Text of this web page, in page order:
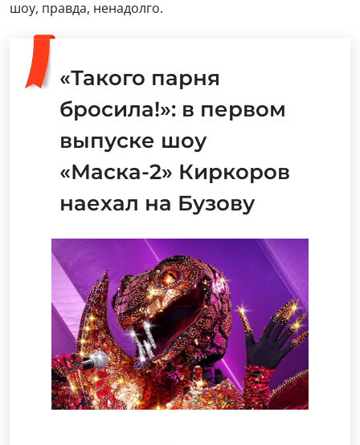
шоу, правда, ненадолго.
«Такого парня
бросила!»: в первом
выпуске шоу
«Маска-2» Киркоров
наехал на Бузову